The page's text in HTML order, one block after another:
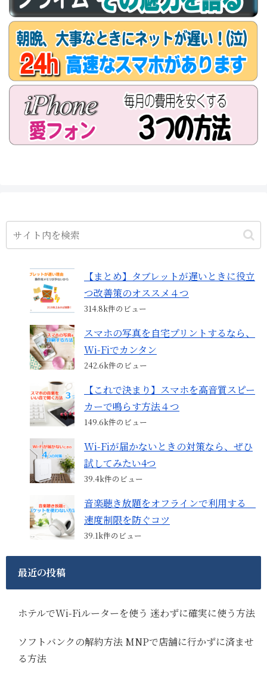
【まとめ】タブレットが遅いときに役立
つ改善策のオススメ４つ
314.8k件のビュー
スマホの写真を自宅プリントするなら、
Wi-Fiでカンタン
242.6k件のビュー
【これで決まり】スマホを高音質スピー
カーで鳴らす方法４つ
149.6k件のビュー
Wi-Fiが届かないときの対策なら、ぜひ
試してみたい4つ
39.4k件のビュー
音楽聴き放題をオフラインで利用する
速度制限を防ぐコツ
39.1k件のビュー
最近の投稿
ホテルでWi-Fiルーターを使う 迷わずに確実に使う方法
ソフトバンクの解約方法 MNPで店舗に行かずに済ませ
る方法